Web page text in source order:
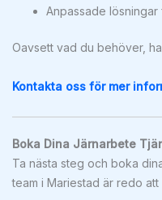
Anpassade
Oavsett vad du behöver,
Kontakta oss för mer
Boka Dina Järnarbete
Ta nästa steg och boka
team i Mariestad är redo